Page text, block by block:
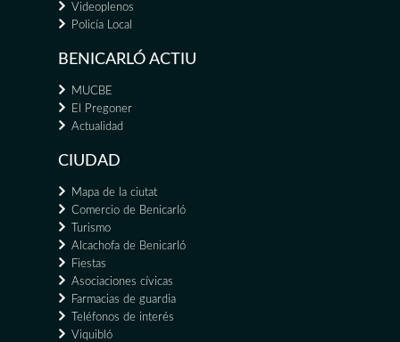
Videoplenos
Policía Local
BENICARLÓ ACTIU
MUCBE
El Pregoner
Actualidad
CIUDAD
Mapa de la ciutat
Comercio de Benicarló
Turismo
Alcachofa de Benicarló
Fiestas
Asociaciones cívicas
Farmacias de guardia
Teléfonos de interés
Viquibló